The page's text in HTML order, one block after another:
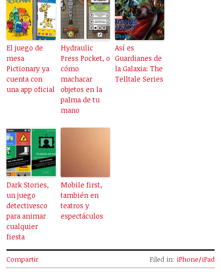
El juego de
mesa
Pictionary ya
cuenta con
una app oficial
Hydraulic
Press Pocket, o
cómo
machacar
objetos en la
palma de tu
mano
Así es
Guardianes de
la Galaxia: The
Telltale Series
Dark Stories,
un juego
detectivesco
para animar
cualquier
fiesta
Mobile first,
también en
teatros y
espectáculos
Compartir Filed in: iPhone/iPad